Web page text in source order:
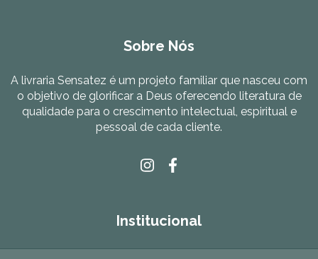
Sobre Nós
A livraria Sensatez é um projeto familiar que nasceu com
o objetivo de glorificar a Deus oferecendo literatura de
qualidade para o crescimento intelectual, espiritual e
pessoal de cada cliente.
Institucional